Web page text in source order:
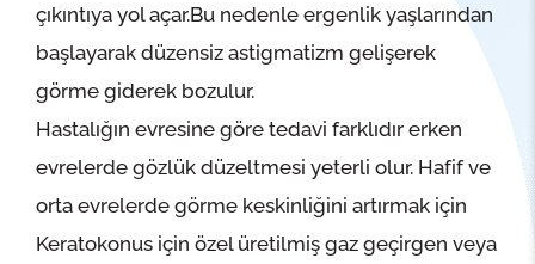
çıkıntıya yol açar.Bu nedenle ergenlik yaşlarından
başlayarak düzensiz astigmatizm gelişerek
görme giderek bozulur.
Hastalığın evresine göre tedavi farklıdır erken
evrelerde gözlük düzeltmesi yeterli olur. Hafif ve
orta evrelerde görme keskinliğini artırmak için
Keratokonus için özel üretilmiş gaz geçirgen veya